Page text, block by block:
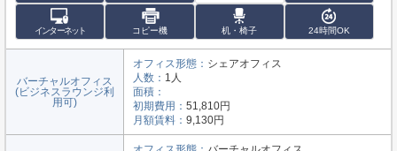
インターネット コピー機 机・椅子 24時間OK
バーチャルオフィス
(ビジネスラウンジ利
用可)
オフィス形態： シェアオフィス
人数： 1人
面積：
初期費用： 51,810円
月額賃料： 9,130円